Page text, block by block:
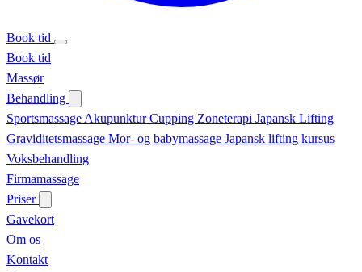
Book tid
Book tid
Massør
Behandling
Sportsmassage AkupunkturCupping Zoneterapi Japansk Lifting
Graviditetsmassage Mor- og babymassage Japansk lifting kursus
Voksbehandling
Firmamassage
Priser
Gavekort
Om os
Kontakt